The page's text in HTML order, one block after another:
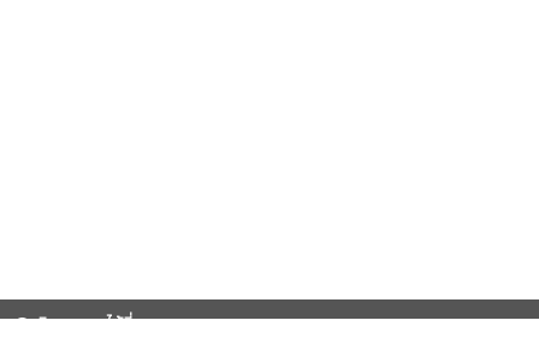
ติดตามเราได้ที่